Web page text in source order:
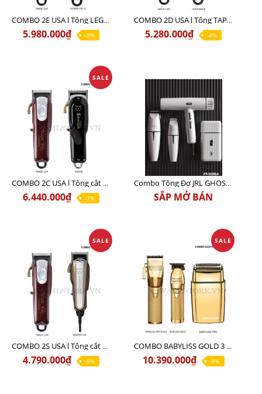
COMBO 2E USA l Tông LEGEND PRO LI + Tông MAGIC CLIP
5.980.000₫ -8%
COMBO 2D USA l Tông TAPER WHITE + Tông MAGIC CLIP
5.280.000₫ -4%
SALE
COMBO 2C USA l Tông cắt Senior + Tông cắt Magic clip
6.440.000₫ -7%
Combo Tông Đơ JRL GHOST 3 Limited Edition Chính Hãng USA
SẮP MỞ BÁN
SALE
COMBO 2S USA l Tông cắt LEGEND USA CÓ DÂY 220V + Tông pin MAGIC CLIP
4.790.000₫ -8%
SALE
COMBO BABYLISS GOLD 3 cao cấp chính hãng
10.390.000₫ -8%